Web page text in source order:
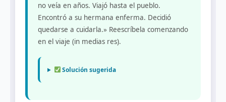
no veía en años. Viajó hasta el pueblo.
Encontró a su hermana enferma. Decidió
quedarse a cuidarla.» Reescríbela comenzando
en el viaje (in medias res).
Solución sugerida